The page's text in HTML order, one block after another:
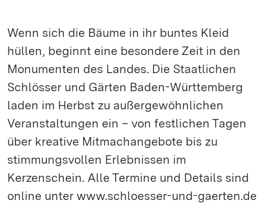
Wenn sich die Bäume in ihr buntes Kleid
hüllen, beginnt eine besondere Zeit in den
Monumenten des Landes. Die Staatlichen
Schlösser und Gärten Baden-Württemberg
laden im Herbst zu außergewöhnlichen
Veranstaltungen ein – von festlichen Tagen
über kreative Mitmachangebote bis zu
stimmungsvollen Erlebnissen im
Kerzenschein. Alle Termine und Details sind
online unter www.schloesser-und-gaerten.de